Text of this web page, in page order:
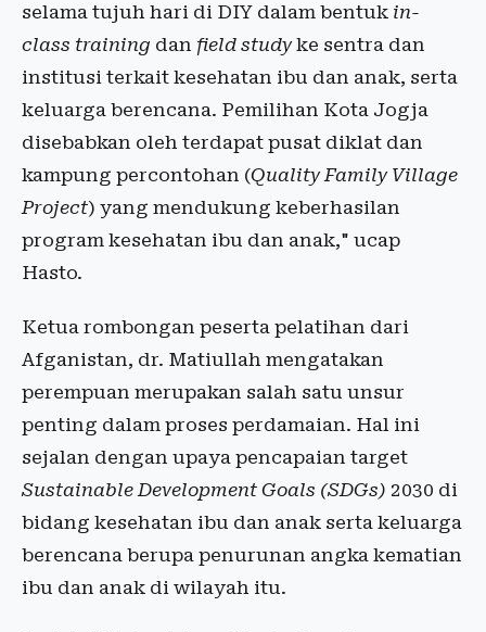
selama tujuh hari di DIY dalam bentuk in-
class training dan field studyke sentra dan
institusi terkait kesehatan ibu dan anak, serta
keluarga berencana. Pemilihan Kota Jogja
disebabkan oleh terdapat pusat diklat dan
kampung percontohan (Quality Family Village
Project) yang mendukung keberhasilan
program kesehatan ibu dan anak," ucap
Hasto.
Ketua rombongan peserta pelatihan dari
Afganistan, dr. Matiullah mengatakan
perempuan merupakan salah satu unsur
penting dalam proses perdamaian. Hal ini
sejalan dengan upaya pencapaian target
Sustainable Development Goals (SDGs) 2030 di
bidang kesehatan ibu dan anak serta keluarga
berencana berupa penurunan angka kematian
ibu dan anak di wilayah itu.